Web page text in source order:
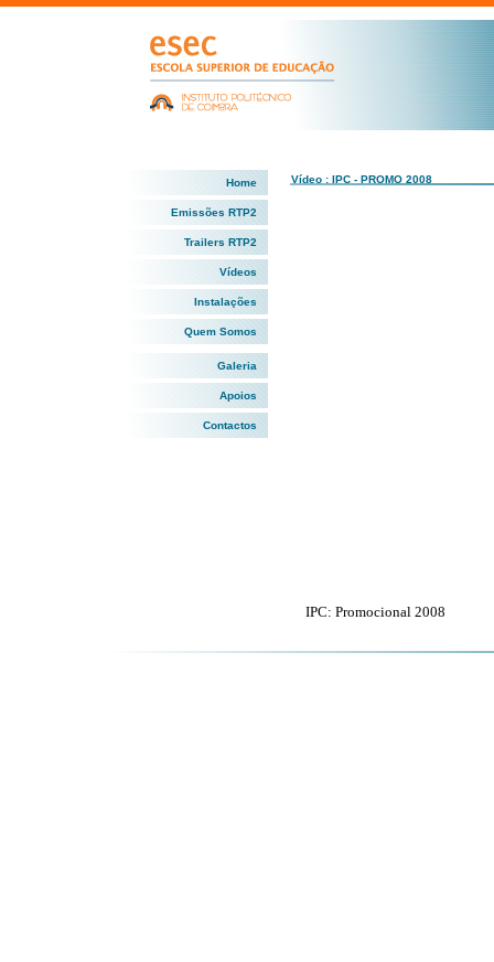
Home
Emissões RTP2
Trailers RTP2
Vídeos
Instalações
Quem Somos
Galeria
Apoios
Contactos
Vídeo : IPC - PROMO 2008
IPC: Promocional 2008